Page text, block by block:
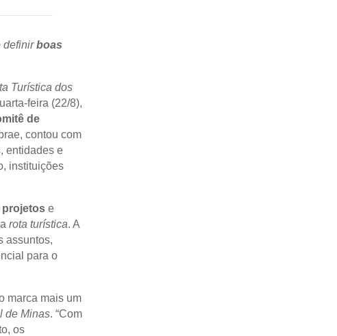
definirboas
Turística dos
feira (22/8),
de
contou com
, entidades e
instituições
projetose
rota turística. A
assuntos,
para o
marca mais um
de Minas. “Com
os